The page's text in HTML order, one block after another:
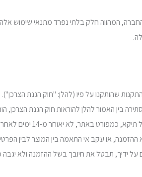
ידיך, תבטל את חיובך בשל ההזמנה ולא